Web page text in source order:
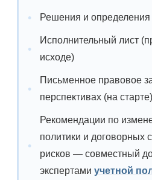
Решения и определения
Исполнительный лист
исходе)
Письменное правовое
перспективах (на старте)
Рекомендации по
политики и договорных
рисков — совместный
экспертами учетной